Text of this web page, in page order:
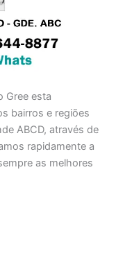
Gree esta
bairros e regiões
ABCD, através de
rapidamente a
as melhores